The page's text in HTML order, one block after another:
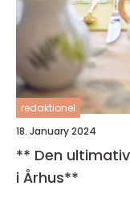
redaktionel
18. January 2024
** Den
i Århus**